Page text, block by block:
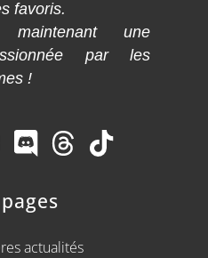
favoris.
une
par les
!
actualités